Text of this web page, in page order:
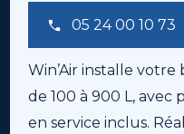
05 24 00 10 73
Win’Air installe
de 100 à 900 L, avec
en service inclus.